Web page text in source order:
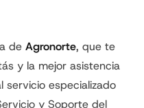
de Agronorte, que te
y la mejor asistencia
servicio especializado
y Soporte del